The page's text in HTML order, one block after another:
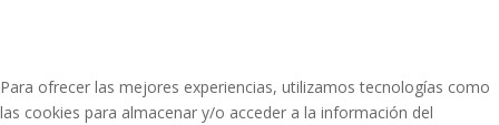
Para ofrecer las mejores experiencias, utilizamos tecnologías como
las cookies para almacenar y/o acceder a la información del